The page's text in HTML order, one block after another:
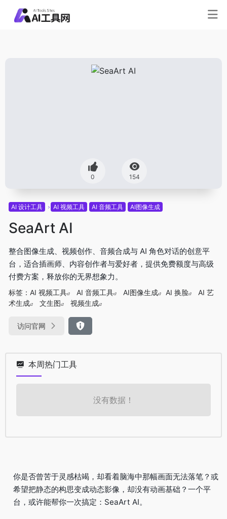
0 154
AI 设计工具 AI 视频工具 AI 音频工具 AI图像生成
SeaArt AI
整合图像生成、视频创作、音频合成与 AI 角色对话的创意平
台，适合插画师、内容创作者与爱好者，提供免费额度与高级
付费方案，释放你的无界想象力。
标签： AI 视频工具 AI 音频工具 AI图像生成 AI 换脸
AI 艺
术生成
文生图 视频生成
访问官网
本周热门工具
没有数据！
你是否曾苦于灵感枯竭，却看着脑海中那幅画面无法落笔？或
希望把静态的构思变成动态影像，却没有动画基础？一个平
台，或许能帮你一次搞定：SeaArt AI。